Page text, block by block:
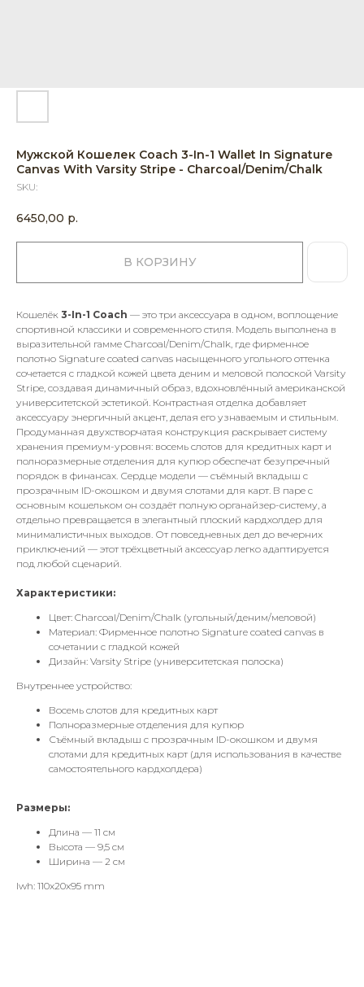
Мужской Кошелек Coach 3-In-1 Wallet In Signature
Canvas With Varsity Stripe - Charcoal/Denim/Chalk
SKU:
6450,00 р.
В КОРЗИНУ
Кошелёк 3-In-1 Coach — это три аксессуара в одном, воплощение
спортивной классики и современного стиля. Модель выполнена в
выразительной гамме Charcoal/Denim/Chalk, где фирменное
полотно Signature coated canvas насыщенного угольного оттенка
сочетается с гладкой кожей цвета деним и меловой полоской Varsity
Stripe, создавая динамичный образ, вдохновлённый американской
университетской эстетикой. Контрастная отделка добавляет
аксессуару энергичный акцент, делая его узнаваемым и стильным.
Продуманная двухстворчатая конструкция раскрывает систему
хранения премиум-уровня: восемь слотов для кредитных карт и
полноразмерные отделения для купюр обеспечат безупречный
порядок в финансах. Сердце модели — съёмный вкладыш с
прозрачным ID-окошком и двумя слотами для карт. В паре с
основным кошельком он создаёт полную органайзер-систему, а
отдельно превращается в элегантный плоский кардхолдер для
минималистичных выходов. От повседневных дел до вечерних
приключений — этот трёхцветный аксессуар легко адаптируется
под любой сценарий.
Характеристики:
Цвет: Charcoal/Denim/Chalk (угольный/деним/меловой)
Материал: Фирменное полотно Signature coated canvas в
сочетании с гладкой кожей
Дизайн: Varsity Stripe (университетская полоска)
Внутреннее устройство:
Восемь слотов для кредитных карт
Полноразмерные отделения для купюр
Съёмный вкладыш с прозрачным ID-окошком и двумя
слотами для кредитных карт (для использования в качестве
самостоятельного кардхолдера)
Размеры:
Длина — 11 см
Высота — 9,5 см
Ширина — 2 см
lwh: 110x20x95 mm